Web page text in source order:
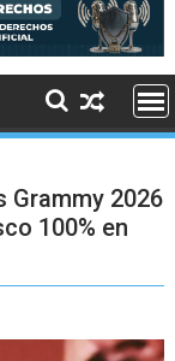
Grammy 2026
100% en